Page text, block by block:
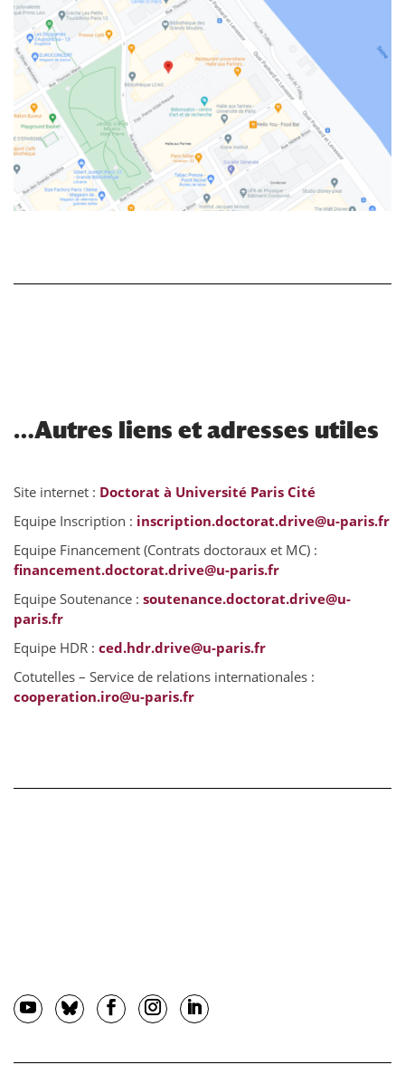
…Autres liens et adresses utiles
Site internet : Doctorat à Université Paris Cité
Equipe Inscription : inscription.doctorat.drive@u-paris.fr
Equipe Financement (Contrats doctoraux et MC) :
financement.doctorat.drive@u-paris.fr
Equipe Soutenance : soutenance.doctorat.drive@u-
paris.fr
Equipe HDR : ced.hdr.drive@u-paris.fr
Cotutelles – Service de relations internationales :
cooperation.iro@u-paris.fr